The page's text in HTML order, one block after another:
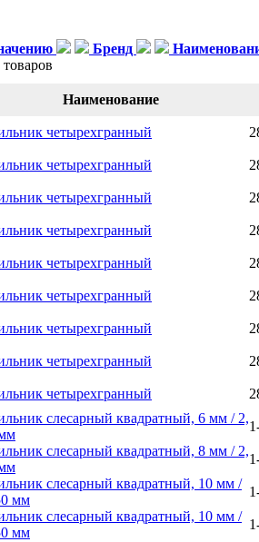
Бренд
товаров
Наименование
четырехгранный
четырехгранный
четырехгранный
четырехгранный
четырехгранный
четырехгранный
четырехгранный
четырехгранный
четырехгранный
слесарный квадратный, 6 мм / 2,
слесарный квадратный, 8 мм / 2,
слесарный квадратный, 10 мм /
мм
слесарный квадратный, 10 мм /
мм